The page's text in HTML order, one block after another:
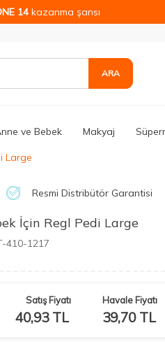
14kazanma şansı
ARA
ve Bebek Makyaj
Large
Resmi Distribütör Garantisi
İçin Regl Pedi Large
410-1217
Satış Fiyatı
40,93TL
Havale Fiyatı
39,70TL